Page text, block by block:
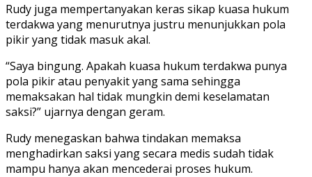
Rudy juga mempertanyakan keras sikap kuasa hukum
terdakwa yang menurutnya justru menunjukkan pola
pikir yang tidak masuk akal.
“Saya bingung. Apakah kuasa hukum terdakwa punya
pola pikir atau penyakit yang sama sehingga
memaksakan hal tidak mungkin demi keselamatan
saksi?” ujarnya dengan geram.
Rudy menegaskan bahwa tindakan memaksa
menghadirkan saksi yang secara medis sudah tidak
mampu hanya akan mencederai proses hukum.